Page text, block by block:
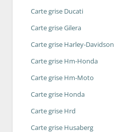
Carte grise Ducati
Carte grise Gilera
Carte grise Harley-Davidson
Carte grise Hm-Honda
Carte grise Hm-Moto
Carte grise Honda
Carte grise Hrd
Carte grise Husaberg